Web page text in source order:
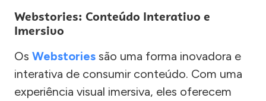
Webstories: Conteúdo Interativo e
Imersivo
Os Webstories são uma forma inovadora e
interativa de consumir conteúdo. Com uma
experiência visual imersiva, eles oferecem